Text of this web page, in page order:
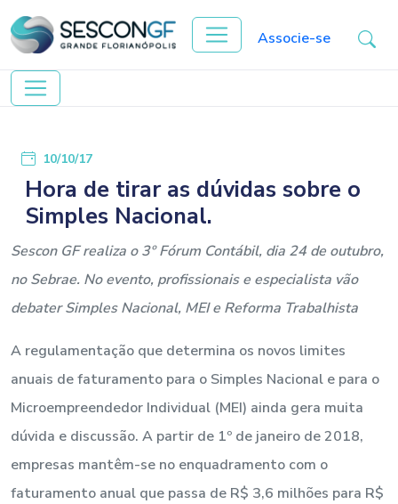
Associe-se
10/10/17
Hora de tirar as dúvidas sobre o
Simples Nacional.
Sescon GF realiza o 3º Fórum Contábil, dia 24 de outubro,
no Sebrae. No evento, profissionais e especialista vão
debater Simples Nacional, MEI e Reforma Trabalhista
A regulamentação que determina os novos limites
anuais de faturamento para o Simples Nacional e para o
Microempreendedor Individual (MEI) ainda gera muita
dúvida e discussão. A partir de 1º de janeiro de 2018,
empresas mantêm-se no enquadramento com o
faturamento anual que passa de R$ 3,6 milhões para R$